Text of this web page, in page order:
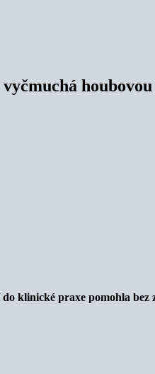
houbovou
klinické praxe pomohla